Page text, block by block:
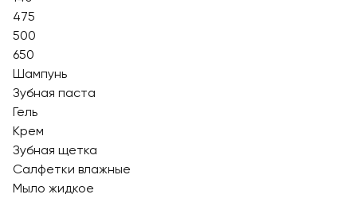
475
500
650
Шампунь
Зубная паста
Гель
Крем
Зубная щетка
Салфетки влажные
Мыло жидкое